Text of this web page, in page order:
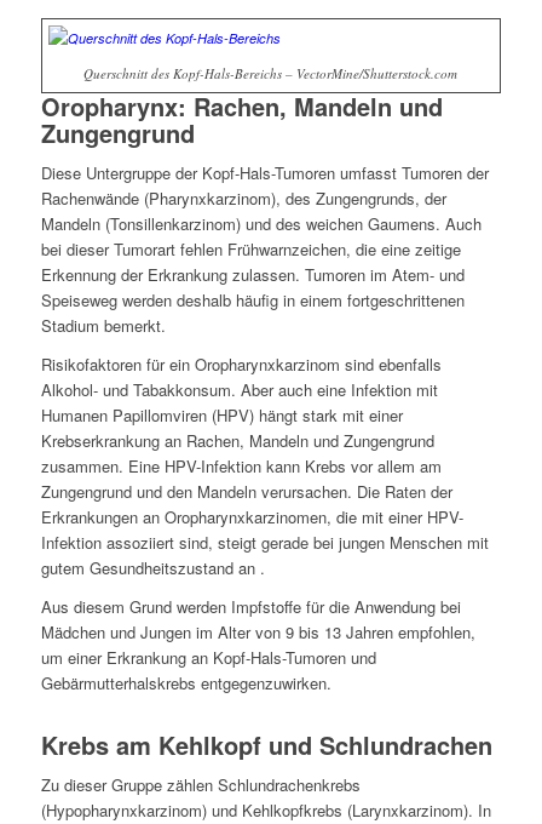
Querschnitt des Kopf-Hals-Bereichs – VectorMine/Shutterstock.com
Oropharynx: Rachen, Mandeln und
Zungengrund
Diese Untergruppe der Kopf-Hals-Tumoren umfasst Tumoren der
Rachenwände (Pharynxkarzinom), des Zungengrunds, der
Mandeln (Tonsillenkarzinom) und des weichen Gaumens. Auch
bei dieser Tumorart fehlen Frühwarnzeichen, die eine zeitige
Erkennung der Erkrankung zulassen. Tumoren im Atem- und
Speiseweg werden deshalb häufig in einem fortgeschrittenen
Stadium bemerkt.
Risikofaktoren für ein Oropharynxkarzinom sind ebenfalls
Alkohol- und Tabakkonsum. Aber auch eine Infektion mit
Humanen Papillomviren (HPV) hängt stark mit einer
Krebserkrankung an Rachen, Mandeln und Zungengrund
zusammen. Eine HPV-Infektion kann Krebs vor allem am
Zungengrund und den Mandeln verursachen. Die Raten der
Erkrankungen an Oropharynxkarzinomen, die mit einer HPV-
Infektion assoziiert sind, steigt gerade bei jungen Menschen mit
gutem Gesundheitszustand an .
Aus diesem Grund werden Impfstoffe für die Anwendung bei
Mädchen und Jungen im Alter von 9 bis 13 Jahren empfohlen,
um einer Erkrankung an Kopf-Hals-Tumoren und
Gebärmutterhalskrebs entgegenzuwirken.
Krebs am Kehlkopf und Schlundrachen
Zu dieser Gruppe zählen Schlundrachenkrebs
(Hypopharynxkarzinom) und Kehlkopfkrebs (Larynxkarzinom). In